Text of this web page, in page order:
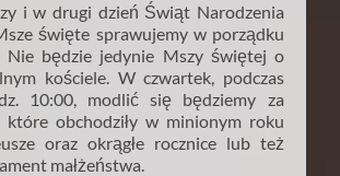
i w drugi dzień Świąt Narodzenia
święte sprawujemy w porządku
Nie będzie jedynie Mszy świętej o
kościele. W czwartek, podczas
10:00, modlić się będziemy za
które obchodziły w minionym roku
oraz okrągłe rocznice lub też
małżeństwa.